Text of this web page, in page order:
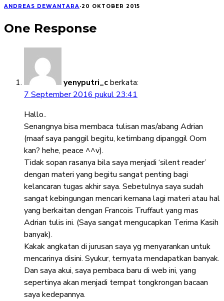
ANDREAS DEWANTARA·20 OKTOBER 2015
One Response
yenyputri_cberkata:
7 September 2016 pukul 23:41
Hallo..
Senangnya bisa membaca tulisan mas/abang Adrian
(maaf saya panggil begitu, ketimbang dipanggil Oom
kan? hehe, peace ^^v).
Tidak sopan rasanya bila saya menjadi ‘silent reader’
dengan materi yang begitu sangat penting bagi
kelancaran tugas akhir saya. Sebetulnya saya sudah
sangat kebingungan mencari kemana lagi materi atau hal
yang berkaitan dengan Francois Truffaut yang mas
Adrian tulis ini. (Saya sangat mengucapkan Terima Kasih
banyak).
Kakak angkatan di jurusan saya yg menyarankan untuk
mencarinya disini. Syukur, ternyata mendapatkan banyak.
Dan saya akui, saya pembaca baru di web ini, yang
sepertinya akan menjadi tempat tongkrongan bacaan
saya kedepannya.